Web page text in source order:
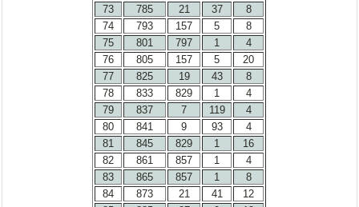
73
785 21 37
8
74
793 157 5
8
75
801 797 1
4
76
805 157 5
20
77
825 19 43
8
78
833 829 1
4
79
837 7 119
4
80
841 9 93
4
81
845 829 1
16
82
861 857 1
4
83
865 857 1
8
84
873 21 41
12